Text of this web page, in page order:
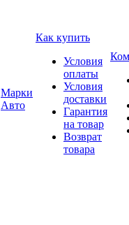
Марки
Авто
Как купить
Условия
оплаты
Условия
доставки
Гарантия
на товар
Возврат
товара